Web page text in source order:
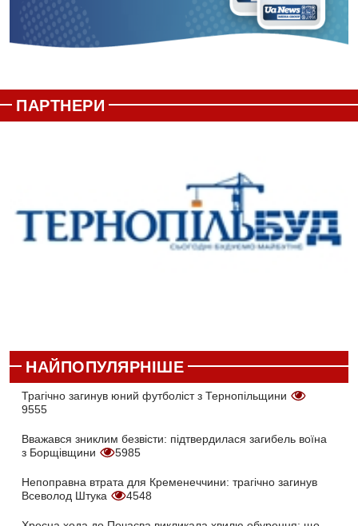
ПАРТНЕРИ
НАЙПОПУЛЯРНІШЕ
Трагічно загинув юний футболіст з Тернопільщини
9555
Вважався зниклим безвісти: підтвердилася загибель воїна
з Борщівщини
5985
Непоправна втрата для Кременеччини: трагічно загинув
Всеволод Штука
4548